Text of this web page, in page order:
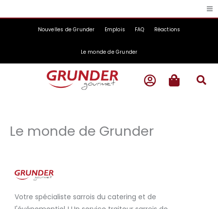
to
Nouvelles de Grunder Emplois FAQ Réactions
Le monde de Grunder
Le monde de Grunder
Votre spécialiste sarrois du catering et de